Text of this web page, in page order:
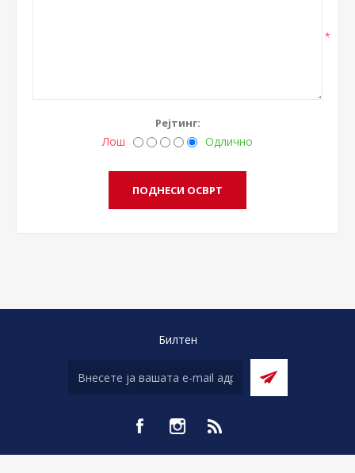
*
Рејтинг:
Лош Одлично
Билтен